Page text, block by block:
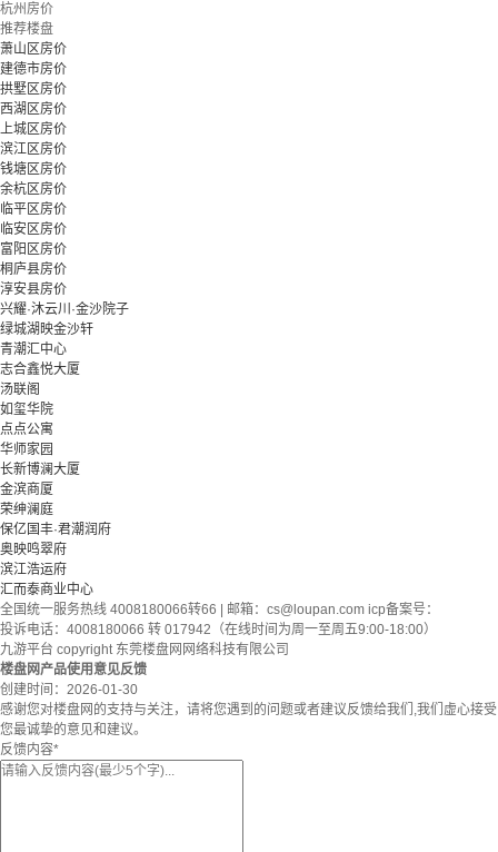
杭州房价
推荐楼盘
萧山区房价
建德市房价
拱墅区房价
西湖区房价
上城区房价
滨江区房价
钱塘区房价
余杭区房价
临平区房价
临安区房价
富阳区房价
桐庐县房价
淳安县房价
兴耀·沐云川·金沙院子
绿城湖映金沙轩
青潮汇中心
志合鑫悦大厦
汤联阁
如玺华院
点点公寓
华师家园
长新博澜大厦
金滨商厦
荣绅澜庭
保亿国丰·君潮润府
奥映鸣翠府
滨江浩运府
汇而泰商业中心
全国统一服务热线 4008180066转66 | 邮箱： cs@loupan.com icp备案号：
投诉电话：4008180066 转 017942（在线时间为周一至周五9:00-18:00）
九游平台 copyright 东莞楼盘网网络科技有限公司
楼盘网产品使用意见反馈
创建时间： 2026-01-30
感谢您对楼盘网的支持与关注，请将您遇到的问题或者建议反馈给我们,我们虚心接受
您最诚挚的意见和建议。
反馈内容*